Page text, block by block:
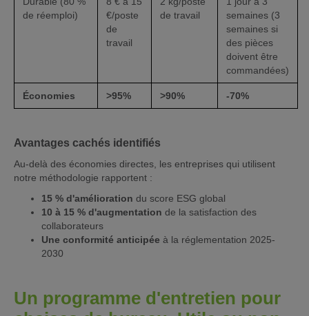
de réemploi)
€/poste
de
travail
de travail
semaines (3
semaines si
des pièces
doivent être
commandées)
Économies >95% >90% -70%
Avantages cachés identifiés
Au-delà des économies directes, les entreprises qui utilisent
notre méthodologie rapportent :
15 % d'amélioration du score ESG global
10 à 15 % d'augmentation de la satisfaction des
collaborateurs
Une conformité anticipée à la réglementation 2025-
2030
Un programme d'entretien pour